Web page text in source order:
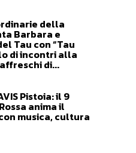
della
Barbara e
Tau con “Tau
di incontri alla
di...
Pistoia: il 9
anima il
musica, cultura